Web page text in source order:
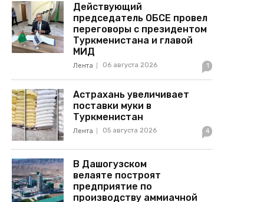
Действующий
председатель ОБСЕ провел
переговоры с президентом
Туркменистана и главой
МИД
Лента 06 августа 2026 1
Астрахань увеличивает
поставки муки в
Туркменистан
Лента 05 августа 2026 4
В Дашогузском
велаяте построят
предприятие по
производству аммиачной